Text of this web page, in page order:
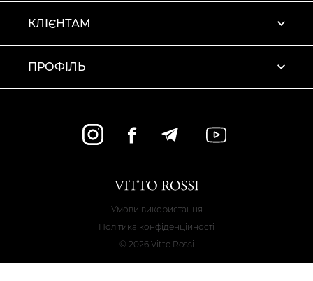
КЛІЄНТАМ
ПРОФІЛЬ
Умови використання
Політика конфіденційності
© 2026 Vitto Rossi